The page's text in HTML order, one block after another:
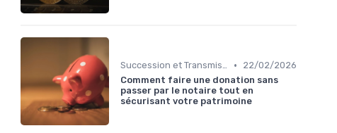
Succession et Transmission de Patrimoine •
22/02/2026
Comment faire une donation sans
passer par le notaire tout en
sécurisant votre patrimoine